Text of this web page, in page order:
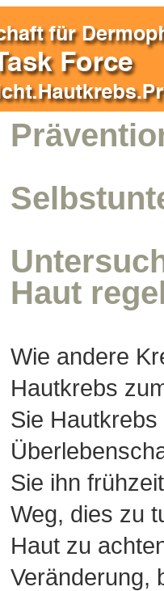
Haut
Wie andere
Hautkrebs
Sie
Sie ihn
Weg, dies zu
Haut zu
Veränderung,